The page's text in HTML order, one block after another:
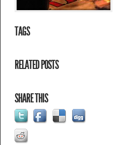
TAGS
RELATED POSTS
SHARE THIS